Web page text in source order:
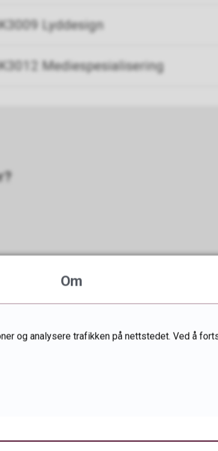
Lyddesign
Mediespesialisering
Om
og analysere trafikken på nettstedet. Ved å